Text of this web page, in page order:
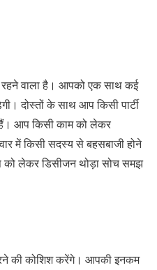
वाला है। आपको एक साथ कई
दोस्तों के साथ आप किसी पार्टी
आप किसी काम को लेकर
में किसी सदस्य से बहसबाजी होने
लेकर डिसीजन थोड़ा सोच समझ
की कोशिश करेंगे। आपकी इनकम